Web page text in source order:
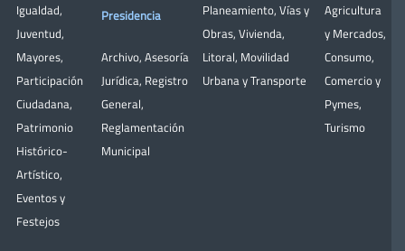
Igualdad,
Juventud,
Mayores,
Participación
Ciudadana,
Patrimonio
Histórico-
Artístico,
Eventos y
Festejos
Presidencia
Archivo, Asesoría
Jurídica, Registro
General,
Reglamentación
Municipal
Planeamiento, Vías y
Obras, Vivienda,
Litoral, Movilidad
Urbana y Transporte
Agricultura
y Mercados,
Consumo,
Comercio y
Pymes,
Turismo